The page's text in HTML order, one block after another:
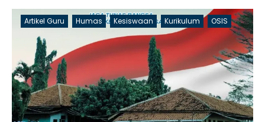
Artikel Guru Humas Kesiswaan Kurikulum OSIS